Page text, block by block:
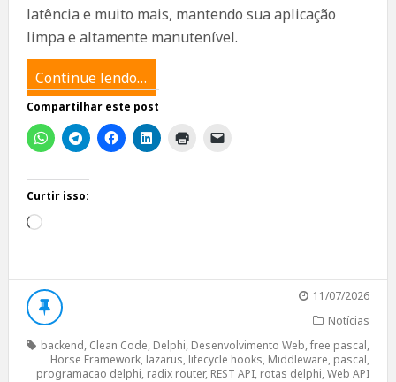
latência e muito mais, mantendo sua aplicação
limpa e altamente manutenível.
Continue lendo…
Compartilhar este post
Curtir isso:
Carregando...
11/07/2026
Notícias
backend, Clean Code, Delphi, Desenvolvimento Web,free pascal,
Horse Framework, lazarus, lifecycle hooks, Middleware, pascal,
programacao delphi, radix router, REST API, rotas delphi,Web API